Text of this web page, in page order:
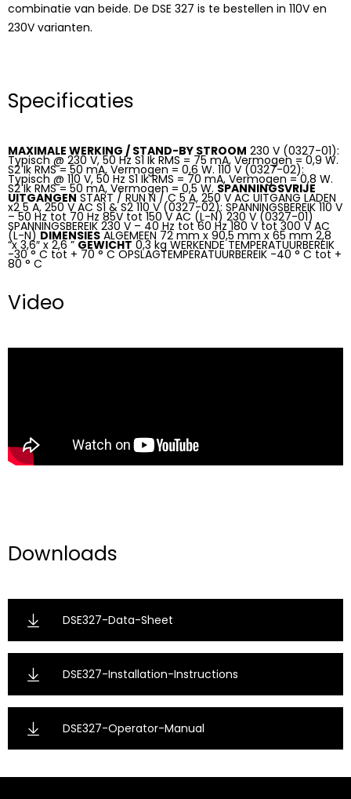
combinatie van beide. De DSE 327 is te bestellen in 110V en
230V varianten.
Specificaties
MAXIMALE WERKING / STAND-BY STROOM 230 V (0327-01):
Typisch @ 230 V, 50 Hz S1 Ik RMS = 75 mA, Vermogen = 0,9 W.
S2 Ik RMS = 50 mA, Vermogen = 0,6 W. 110 V (0327-02):
Typisch @ 110 V, 50 Hz S1 Ik RMS = 70 mA, Vermogen = 0,8 W.
S2 Ik RMS = 50 mA, Vermogen = 0,5 W. SPANNINGSVRIJE
UITGANGEN START / RUN N / C 5 A, 250 V AC UITGANG LADEN
x2 5 A, 250 V AC S1 & S2 110 V (0327-02): SPANNINGSBEREIK 110 V
– 50 Hz tot 70 Hz 85V tot 150 V AC (L-N) 230 V (0327-01)
SPANNINGSBEREIK 230 V – 40 Hz tot 60 Hz 180 V tot 300 V AC
(L-N) DIMENSIES ALGEMEEN 72 mm x 90,5 mm x 65 mm 2,8
“x 3,6″ x 2,6 ” GEWICHT 0,3 kg WERKENDE TEMPERATUURBEREIK
-30 ° C tot + 70 ° C OPSLAGTEMPERATUURBEREIK -40 ° C tot +
80 ° C
Video
Downloads
DSE327-Data-Sheet
DSE327-Installation-Instructions
DSE327-Operator-Manual